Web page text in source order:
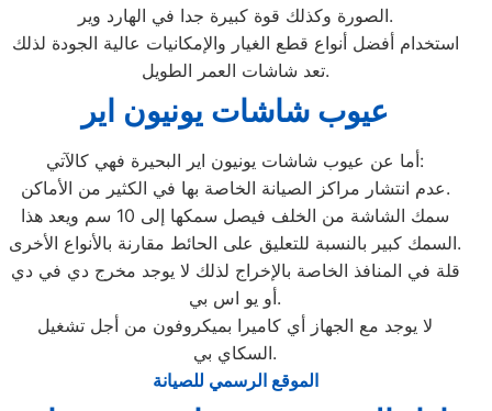
الصورة وكذلك قوة كبيرة جدا في الهارد وير.
استخدام أفضل أنواع قطع الغيار والإمكانيات عالية الجودة لذلك
تعد شاشات العمر الطويل.
عيوب شاشات يونيون اير
أما عن عيوب شاشات يونيون اير البحيرة فهي كالآتي:
عدم انتشار مراكز الصيانة الخاصة بها في الكثير من الأماكن.
سمك الشاشة من الخلف فيصل سمكها إلى 10 سم ويعد هذا
السمك كبير بالنسبة للتعليق على الحائط مقارنة بالأنواع الأخرى.
قلة في المنافذ الخاصة بالإخراج لذلك لا يوجد مخرج دي في دي
أو يو اس بي.
لا يوجد مع الجهاز أي كاميرا بميكروفون من أجل تشغيل
السكاي بي.
الموقع الرسمي للصيانة